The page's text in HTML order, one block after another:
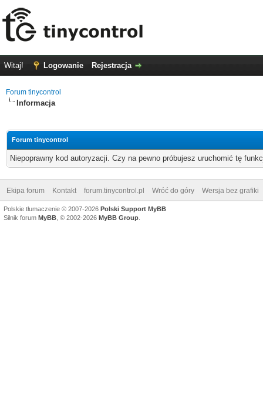
Witaj! Logowanie Rejestracja
Forum tinycontrol
Informacja
Forum tinycontrol
Niepoprawny kod autoryzacji. Czy na pewno próbujesz uruchomić tę
Ekipa forum Kontakt forum.tinycontrol.pl Wróć do góry Wersja bez grafiki
Polskie tłumaczenie © 2007-2026 Polski Support MyBB
Silnik forum MyBB , © 2002-2026 MyBB Group